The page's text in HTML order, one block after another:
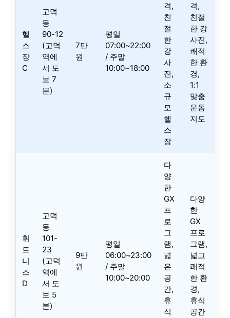
헬
스
장
C
고덕
동
90-12
(고덕
역에
서 도
보 7
분)
7만
원
평일
07:00~22:00
/ 주말
10:00~18:00
격,
친
절
한
강
사
진,
소
규
모
헬
스
장
격,
친절
한 강
사진,
쾌적
한 환
경,
1:1
맞춤
운동
지도
휘
트
니
스
D
고덕
동
101-
23
(고덕
역에
서 도
보 5
분)
9만
원
평일
06:00~23:00
/ 주말
10:00~20:00
다
양
한
GX
프
로
그
램,
넓
은
공
간,
휴
식
다양
한
GX
프로
그램,
넓고
쾌적
한 환
경,
휴식
공간